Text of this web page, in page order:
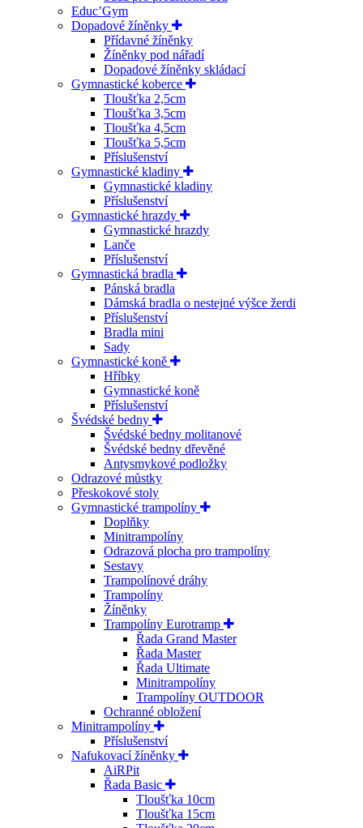
Educ’Gym
Dopadové žíněnky
Přídavné žíněnky
Žíněnky pod nářadí
Dopadové žíněnky skládací
Gymnastické koberce
Tloušťka 2,5cm
Tloušťka 3,5cm
Tloušťka 4,5cm
Tloušťka 5,5cm
Příslušenství
Gymnastické kladiny
Gymnastické kladiny
Příslušenství
Gymnastické hrazdy
Gymnastické hrazdy
Lanče
Příslušenství
Gymnastická bradla
Pánská bradla
Dámská bradla o nestejné výšce žerdi
Příslušenství
Bradla mini
Sady
Gymnastické koně
Hříbky
Gymnastické koně
Příslušenství
Švédské bedny
Švédské bedny molitanové
Švédské bedny dřevěné
Antysmykové podložky
Odrazové můstky
Přeskokové stoly
Gymnastické trampolíny
Doplňky
Minitrampolíny
Odrazová plocha pro trampolíny
Sestavy
Trampolínové dráhy
Trampolíny
Žíněnky
Trampolíny Eurotramp
Řada Grand Master
Řada Master
Řada Ultimate
Minitrampolíny
Trampolíny OUTDOOR
Ochranné obložení
Minitrampolíny
Příslušenství
Nafukovací žíněnky
AiRPit
Řada Basic
Tloušťka 10cm
Tloušťka 15cm